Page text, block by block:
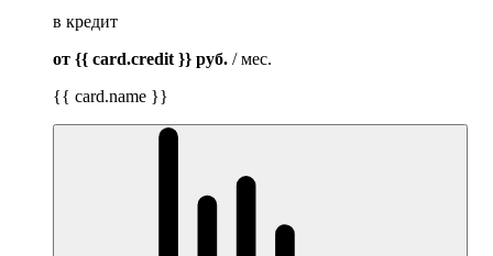
в кредит
от {{ card.credit }} руб. / мес.
{{ card.name }}